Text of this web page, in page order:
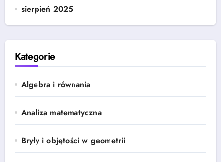
sierpień 2025
Kategorie
Algebra i równania
Analiza matematyczna
Bryły i objętości w geometrii